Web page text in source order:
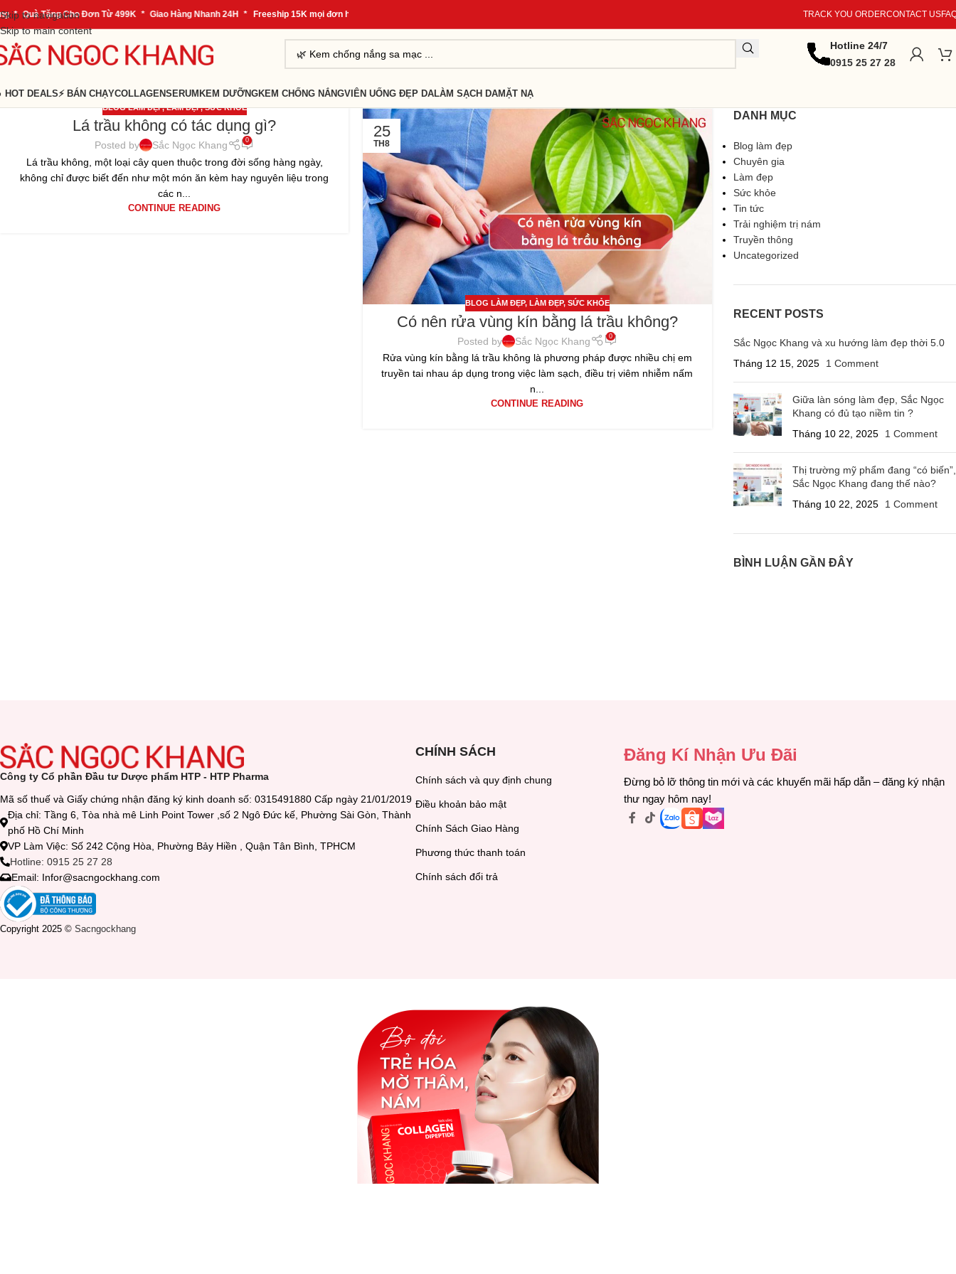
Skip to navigation
Skip to main content
* Quà Tặng Cho Đơn Từ 499K * Giao Hàng Nhanh 24H * Freeship 15K mọi đơn hàng TRACK YOU ORDERCONTACT US
Hotline 24/7
0915 25 27 28
HOT DEALS⚡ BÁN CHẠYCOLLAGENSERUMKEM DƯỠNGKEM CHỐNG NẮNGVIÊN UỐNG ĐẸP DALÀM SẠCH DAMẶT NẠ
BLOG LÀM ĐẸP,LÀM ĐẸP,SỨC KHỎE
Lá trầu không có tác dụng gì?
Posted by Sắc Ngọc Khang 0
Lá trầu không, một loại cây quen thuộc trong đời sống hàng ngày,
không chỉ được biết đến như một món ăn kèm hay nguyên liệu trong
các n...
CONTINUE READING
25
TH8
BLOG LÀM ĐẸP, LÀM ĐẸP, SỨC KHỎE
Có nên rửa vùng kín bằng lá trầu không?
Posted by Sắc Ngọc Khang 0
Rửa vùng kín bằng lá trầu không là phương pháp được nhiều chị em
truyền tai nhau áp dụng trong việc làm sạch, điều trị viêm nhiễm nấm
n...
CONTINUE READING
DANH MỤC
Blog làm đẹp
Chuyên gia
Làm đẹp
Sức khỏe
Tin tức
Trải nghiệm trị nám
Truyền thông
Uncategorized
RECENT POSTS
Sắc Ngọc Khang và xu hướng làm đẹp thời 5.0
Tháng 12 15, 2025
1 Comment
Giữa làn sóng làm đẹp, Sắc Ngọc
Khang có đủ tạo niềm tin ?
Tháng 10 22, 2025
1 Comment
Thị trường mỹ phẩm đang “có biến”,
Sắc Ngọc Khang đang thế nào?
Tháng 10 22, 2025
1 Comment
BÌNH LUẬN GẦN ĐÂY
Công ty Cổ phần Đầu tư Dược phẩm HTP - HTP Pharma
Mã số thuế và Giấy chứng nhận đăng ký kinh doanh số: 0315491880 Cấp ngày 21/01/2019
Địa chỉ: Tầng 6, Tòa nhà mê Linh Point Tower ,số 2 Ngô Đức kế, Phường Sài Gòn, Thành
phố Hồ Chí Minh
VP Làm Việc: Số 242 Cộng Hòa, Phường Bảy Hiền , Quận Tân Bình, TPHCM
Hotline: 0915 25 27 28
Email: Infor@sacngockhang.com
Copyright 2025 © Sacngockhang
CHÍNH SÁCH
Chính sách và quy định chung
Điều khoản bảo mật
Chính Sách Giao Hàng
Phương thức thanh toán
Chính sách đổi trả
Đăng Kí Nhận Ưu Đãi
Đừng bỏ lỡ thông tin mới và các khuyến mãi hấp dẫn – đăng ký nhận
thư ngay hôm nay!